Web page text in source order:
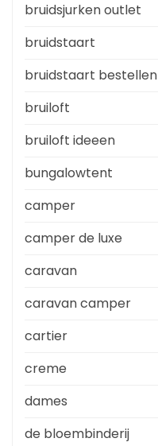
bruidsjurken outlet
bruidstaart
bruidstaart bestellen
bruiloft
bruiloft ideeen
bungalowtent
camper
camper de luxe
caravan
caravan camper
cartier
creme
dames
de bloembinderij